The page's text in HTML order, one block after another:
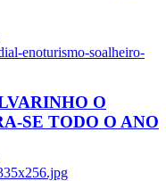
enoturismo-soalheiro-
O
SE TODO O ANO